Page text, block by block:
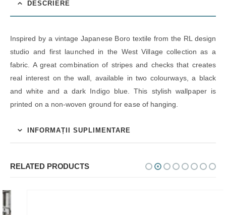
DESCRIERE
Inspired by a vintage Japanese Boro textile from the RL design
studio and first launched in the West Village collection as a
fabric. A great combination of stripes and checks that creates
real interest on the wall, available in two colourways, a black
and white and a dark Indigo blue. This stylish wallpaper is
printed on a non-woven ground for ease of hanging.
INFORMAȚII SUPLIMENTARE
RELATED PRODUCTS